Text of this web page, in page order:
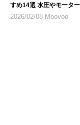
すめ14選 水圧やモーター
2026/02/08 Moovoo